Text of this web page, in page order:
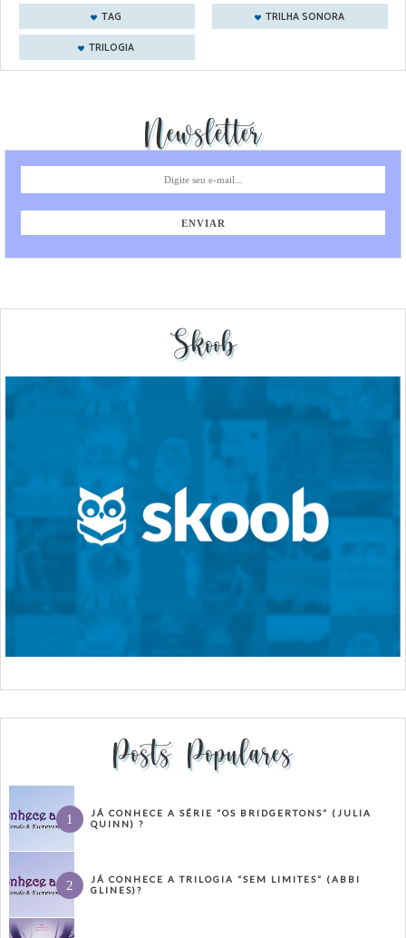
TAG
TRILHA SONORA
TRILOGIA
Newsletter
Skoob
Posts Populares
JÁ CONHECE A SÉRIE “OS BRIDGERTONS” (JULIA
QUINN) ?
JÁ CONHECE A TRILOGIA “SEM LIMITES” (ABBI
GLINES)?